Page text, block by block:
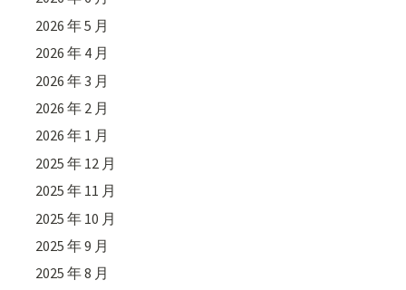
2026 年 5 月
2026 年 4 月
2026 年 3 月
2026 年 2 月
2026 年 1 月
2025 年 12 月
2025 年 11 月
2025 年 10 月
2025 年 9 月
2025 年 8 月